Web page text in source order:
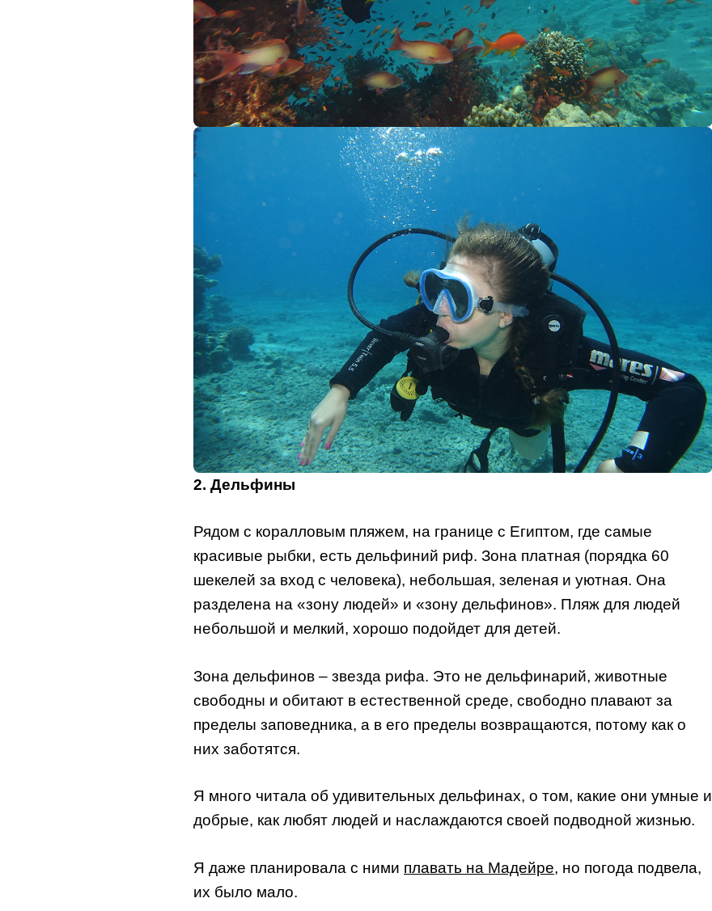
2. Дельфины
Рядом с коралловым пляжем, на границе с Египтом, где самые
красивые рыбки, есть дельфиний риф. Зона платная (порядка 60
шекелей за вход с человека), небольшая, зеленая и уютная. Она
разделена на «зону людей» и «зону дельфинов». Пляж для людей
небольшой и мелкий, хорошо подойдет для детей.
Зона дельфинов – звезда рифа. Это не дельфинарий, животные
свободны и обитают в естественной среде, свободно плавают за
пределы заповедника, а в его пределы возвращаются, потому как о
них заботятся.
Я много читала об удивительных дельфинах, о том, какие они умные и
добрые, как любят людей и наслаждаются своей подводной жизнью.
Я даже планировала с ними плавать на Мадейре, но погода подвела,
их было мало.